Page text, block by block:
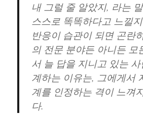
내 그럴 줄 알았지, 라는
스스로 똑똑하다고 느낄
반응이 습관이 되면 곤란
의 전문 분야든 아니든 모
서 늘 답을 지니고 있는
계하는 이유는, 그에게서
계를 인정하는 격이 느껴
다.